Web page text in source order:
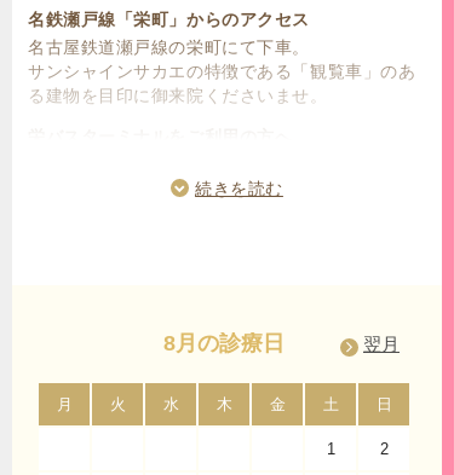
8月の診療日
月 火 水 木 金 土 日
1 2
翌月
名鉄瀬戸線「栄町」からのアクセス
名古屋鉄道瀬戸線の栄町にて下車。
サンシャインサカエの特徴である「観覧車」のあ
る建物を目印に御来院くださいませ。
センターのターミナル停留所が「栄」にございま
名古屋市営地下鉄桜通線「久屋大通」駅、名城線
「矢場町」駅、鶴舞線「伏見」駅からもアクセス
して頂きやすく、地上からは「錦通」と「大津
続きを読む